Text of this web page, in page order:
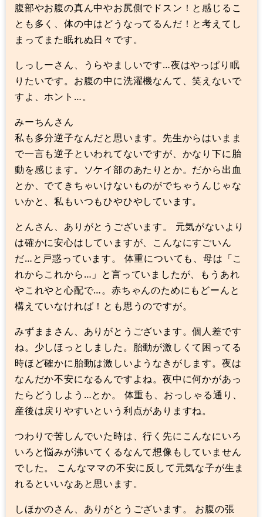
腹部やお腹の真ん中やお尻側でドスン！と感じるこ
とも多く、体の中はどうなってるんだ！と考えてし
まってまた眠れぬ日々です。
しっしーさん、うらやましいです…夜はやっぱり眠
りたいです。お腹の中に洗濯機なんて、笑えないで
すよ、ホント…。
みーちんさん
私も多分逆子なんだと思います。先生からはいまま
で一言も逆子といわれてないですが、かなり下に胎
動を感じます。ソケイ部のあたりとか。だから出血
とか、でてきちゃいけないものがでちゃうんじゃな
いかと、私もいつもひやひやしています。
とんさん、ありがとうございます。 元気がないより
は確かに安心はしていますが、こんなにすごいん
だ…と戸惑っています。 体重についても、母は「こ
れからこれから…」と言っていましたが、もうあれ
やこれやと心配で…。赤ちゃんのためにもどーんと
構えていなければ！とも思うのですが。
みずままさん、ありがとうございます。個人差です
ね。少しほっとしました。胎動が激しくて困ってる
時ほど確かに胎動は激しいようなきがします。夜は
なんだか不安になるんですよね。夜中に何かがあっ
たらどうしよう…とか。 体重も、おっしゃる通り、
産後は戻りやすいという利点がありますね。
つわりで苦しんでいた時は、行く先にこんなにいろ
いろと悩みが沸いてくるなんて想像もしていません
でした。 こんなママの不安に反して元気な子が生ま
れるといいなあと思います。
しほかのさん、ありがとうございます。 お腹の張